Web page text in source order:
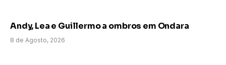
Andy, Lea e Guillermo a ombros em Ondara
8 de Agosto, 2026